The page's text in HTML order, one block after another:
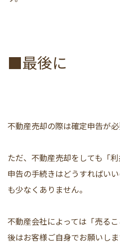
■最後に
不動産売却の際は確定申告が
ただ、不動産売却をしても「
申告の手続きはどうすればい
も少なくありません。
不動産会社によっては「売る
後はお客様ご自身でお願いし